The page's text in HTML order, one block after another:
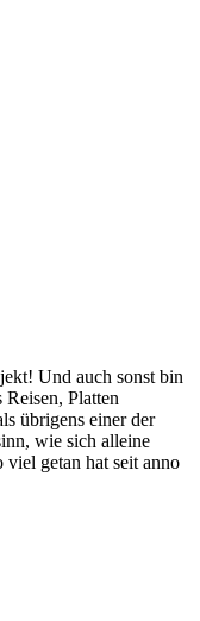
Und auch sonst bin
Platten
übrigens einer der
wie sich alleine
viel getan hat seit anno